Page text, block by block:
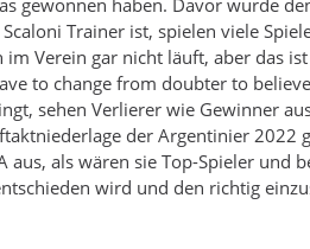
Trainer ist, spielen viele
Verein gar nicht läuft, aber das
to change from doubter to
sehen Verlierer wie Gewinner
der Argentinier 2022
aus, als wären sie Top-Spieler
wird und den richtig